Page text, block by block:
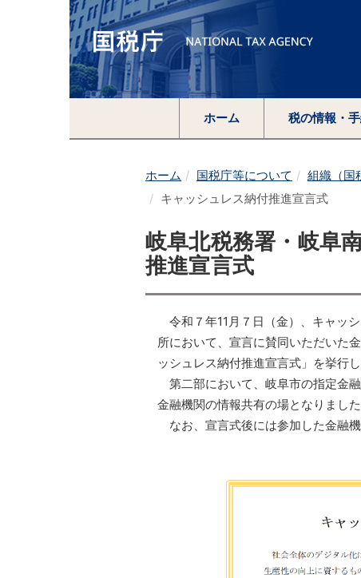
ホーム 税の情報・
ホーム 国税庁等について 組織（国
キャッシュレス納付推進宣言式
岐阜北税務署・岐阜
推進宣言式
令和７年11月７日（金）、キャッ
所において、宣言に賛同いただいた
ッシュレス納付推進宣言式」を挙行し
第二部において、岐阜市の指定金
金融機関の情報共有の場となりました
なお、宣言式後には参加した金融